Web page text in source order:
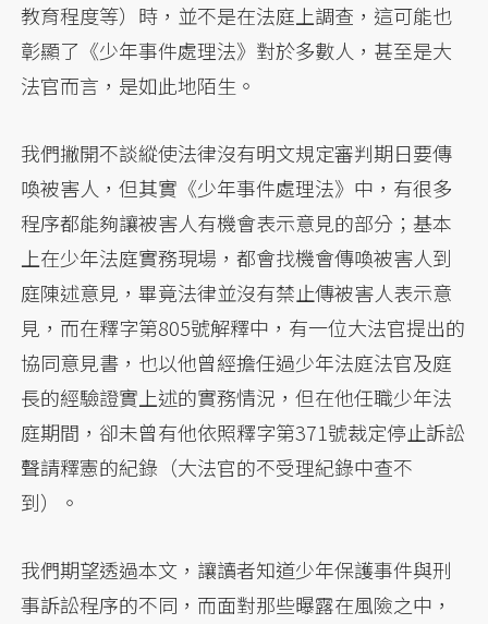
教育程度等）時，並不是在法庭上調查，這可能也
彰顯了《少年事件處理法》對於多數人，甚至是大
法官而言，是如此地陌生。
我們撇開不談縱使法律沒有明文規定審判期日要傳
喚被害人，但其實《少年事件處理法》中，有很多
程序都能夠讓被害人有機會表示意見的部分；基本
上在少年法庭實務現場，都會找機會傳喚被害人到
庭陳述意見，畢竟法律並沒有禁止傳被害人表示意
見，而在釋字第805號解釋中，有一位大法官提出的
協同意見書，也以他曾經擔任過少年法庭法官及庭
長的經驗證實上述的實務情況，但在他任職少年法
庭期間，卻未曾有他依照釋字第371號裁定停止訴訟
聲請釋憲的紀錄（大法官的不受理紀錄中查不
到）。
我們期望透過本文，讓讀者知道少年保護事件與刑
事訴訟程序的不同，而面對那些曝露在風險之中，